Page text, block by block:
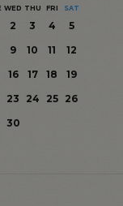
WED THU FRI SAT
2 3 4
5
9 10 11
12
16 17 18
19
23 24 25
26
30